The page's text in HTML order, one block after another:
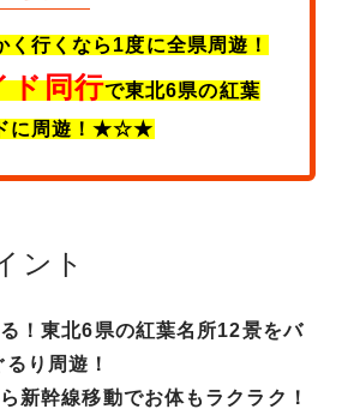
行くなら1度に全県周遊！
ド同行で東北6県の紅葉
に周遊！★☆★
ント
！東北6県の紅葉名所12景をバ
り周遊！
新幹線移動でお体もラクラク！